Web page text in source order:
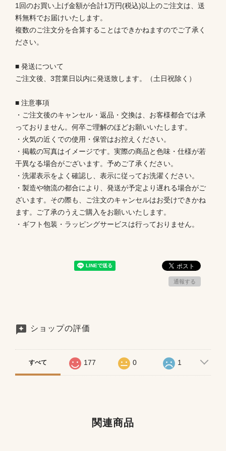
1回のお買い上げ金額が合計1万円(税込)以上のご注文は、送
料無料でお届けいたします。
複数のご注文分を合算することはできかねますのでご了承く
ださい。
■ 発送について
ご注文後、3営業日以内に発送致します。（土日祝除く）
■ 注意事項
・ご注文後のキャンセル・返品・交換は、お客様都合では承
っておりません。何卒ご理解のほどお願いいたします。
・火気の近くでの使用・保管はお控えください。
・掲載の写真はイメージです。実際の商品と色味・仕様が若
干異なる場合がございます。予めご了承ください。
・洗濯表示をよく確認し、表示に従ってお洗濯ください。
・製造や物流の都合により、発送が予定より遅れる場合がご
ざいます。その際も、ご注文のキャンセルはお受けできかね
ます。ご了承のうえご購入をお願いいたします。
・ギフト包装・ラッピングサービスは行っておりません。
通報する
ショップの評価
すべて 177 0 1
関連商品